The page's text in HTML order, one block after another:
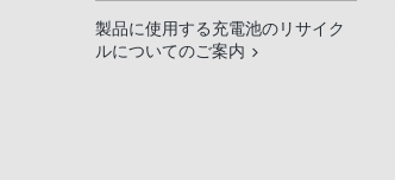
製品に使用する充電池のリサイク
ルについてのご案内